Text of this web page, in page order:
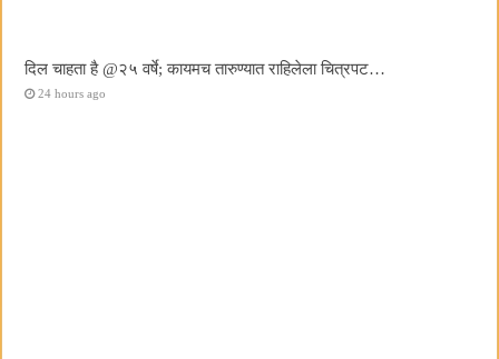
दिल चाहता है @२५ वर्षे; कायमच तारुण्यात राहिलेला चित्रपट…
24 hours ago